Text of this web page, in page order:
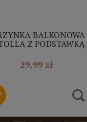
BALKONOWA
Z PODSTAWKĄ
29,99 zł